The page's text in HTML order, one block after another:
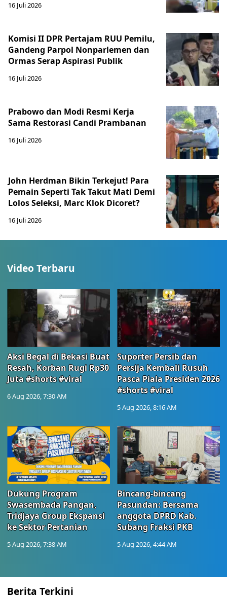
16 Juli 2026
Komisi II DPR Pertajam RUU Pemilu,
Gandeng Parpol Nonparlemen dan
Ormas Serap Aspirasi Publik
16 Juli 2026
Prabowo dan Modi Resmi Kerja
Sama Restorasi Candi Prambanan
16 Juli 2026
John Herdman Bikin Terkejut! Para
Pemain Seperti Tak Takut Mati Demi
Lolos Seleksi, Marc Klok Dicoret?
16 Juli 2026
Video Terbaru
Aksi Begal di Bekasi Buat
Resah, Korban Rugi Rp30
Juta #shorts #viral
6 Aug 2026, 7:30 AM
Suporter Persib dan
Persija Kembali Rusuh
Pasca Piala Presiden 2026
#shorts #viral
5 Aug 2026, 8:16 AM
Dukung Program
Swasembada Pangan,
Tridjaya Group Ekspansi
ke Sektor Pertanian
5 Aug 2026, 7:38 AM
Bincang-bincang
Pasundan: Bersama
anggota DPRD Kab.
Subang Fraksi PKB
5 Aug 2026, 4:44 AM
Berita Terkini